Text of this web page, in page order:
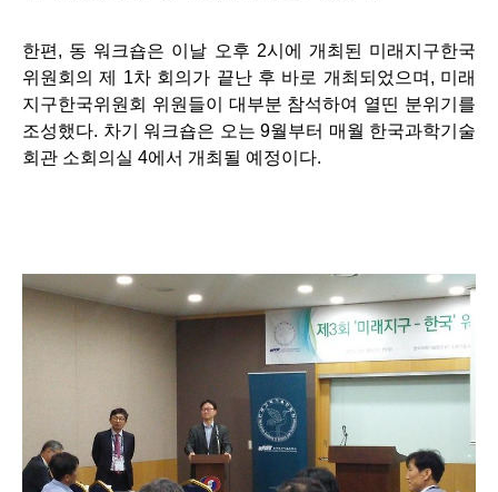
한편, 동 워크숍은 이날 오후 2시에 개최된 미래지구한국
위원회의 제 1차 회의가 끝난 후 바로 개최되었으며, 미래
지구한국위원회 위원들이 대부분 참석하여 열띤 분위기를
조성했다. 차기
워크숍은 오는 9월부터 매월 한국과학기술
회관 소회의실 4에서 개최될 예정이다.